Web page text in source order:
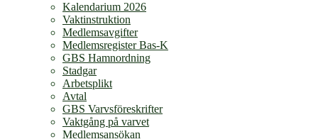
Kalendarium 2026
Vaktinstruktion
Medlemsavgifter
Medlemsregister Bas-K
GBS Hamnordning
Stadgar
Arbetsplikt
Avtal
GBS Varvsföreskrifter
Vaktgång på varvet
Medlemsansökan